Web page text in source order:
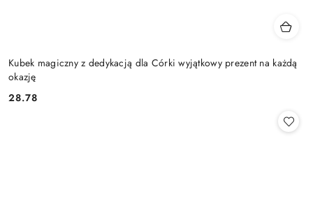
Kubek magiczny z dedykacją dla Córki wyjątkowy prezent na każdą
okazję
Cena:
28.78